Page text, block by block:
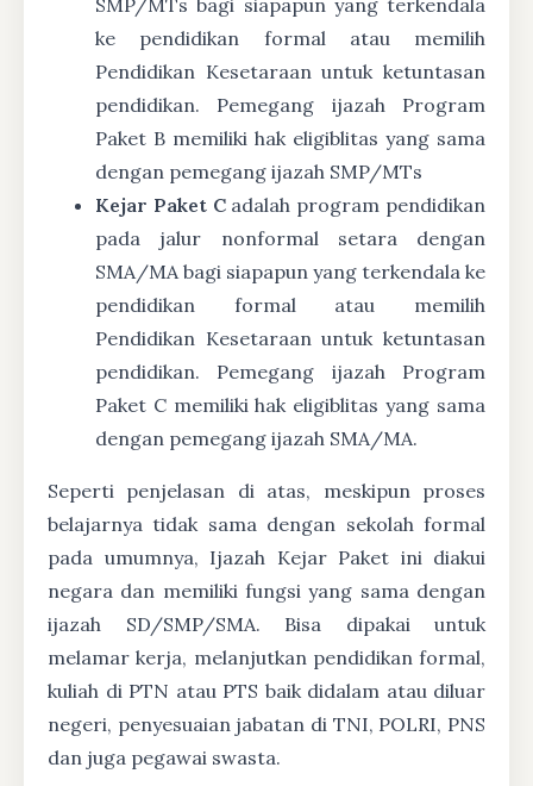
SMP/MTs bagi siapapun yang terkendala
ke pendidikan formal atau memilih
Pendidikan Kesetaraan untuk ketuntasan
pendidikan. Pemegang ijazah Program
Paket B memiliki hak eligiblitas yang sama
dengan pemegang ijazah SMP/MTs
Kejar Paket Cadalah program pendidikan
pada jalur nonformal setara dengan
SMA/MA bagi siapapun yang terkendala ke
pendidikan formal atau memilih
Pendidikan Kesetaraan untuk ketuntasan
pendidikan. Pemegang ijazah Program
Paket C memiliki hak eligiblitas yang sama
dengan pemegang ijazah SMA/MA.
Seperti penjelasan di atas, meskipun proses
belajarnya tidak sama dengan sekolah formal
pada umumnya, Ijazah Kejar Paket ini diakui
negara dan memiliki fungsi yang sama dengan
ijazah SD/SMP/SMA. Bisa dipakai untuk
melamar kerja, melanjutkan pendidikan formal,
kuliah di PTN atau PTS baik didalam atau diluar
negeri, penyesuaian jabatan di TNI, POLRI, PNS
dan juga pegawai swasta.